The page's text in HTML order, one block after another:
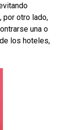
por otro lado,
una o
los hoteles,